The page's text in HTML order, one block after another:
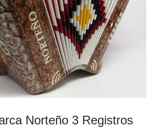
Norteño 3 Registros